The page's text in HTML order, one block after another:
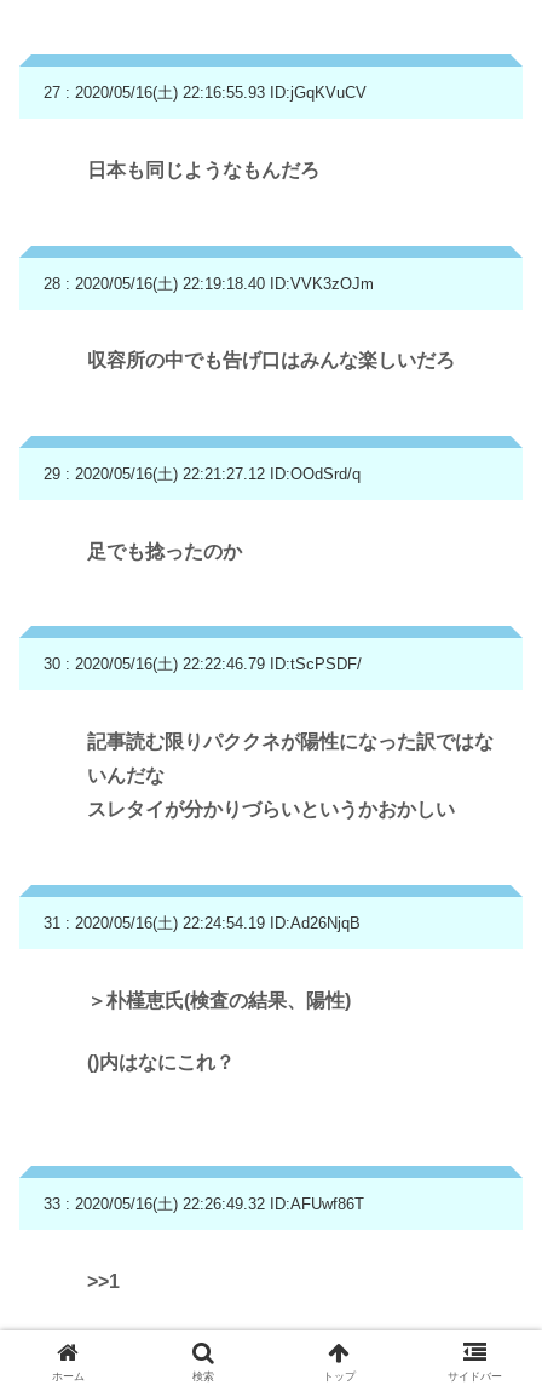
27 : 2020/05/16(土) 22:16:55.93 ID:jGqKVuCV
日本も同じようなもんだろ
28 : 2020/05/16(土) 22:19:18.40 ID:VVK3zOJm
収容所の中でも告げ口はみんな楽しいだろ
29 : 2020/05/16(土) 22:21:27.12 ID:OOdSrd/q
足でも捻ったのか
30 : 2020/05/16(土) 22:22:46.79 ID:tScPSDF/
記事読む限りパククネが陽性になった訳ではな
いんだな
スレタイが分かりづらいというかおかしい
31 : 2020/05/16(土) 22:24:54.19 ID:Ad26NjqB
＞朴槿恵氏(検査の結果、陽性)
()内はなにこれ？
33 : 2020/05/16(土) 22:26:49.32 ID:AFUwf86T
>>1
同一施設内で勤務する職員に感染者が出たので
あれば当該職員の担当に関係なく、動線
ホーム 検索 トップ サイドバー